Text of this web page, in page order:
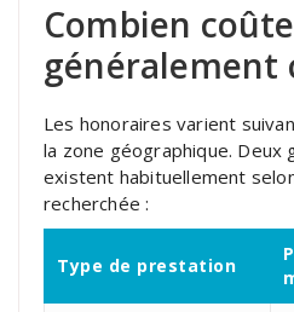
Combien coûte
généralement
Les honoraires varient
la zone géographique. Deux
existent habituellement
recherchée :
Type de prestation